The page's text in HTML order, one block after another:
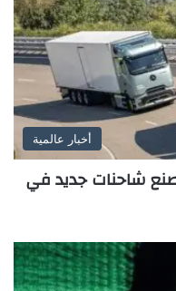
أخبار عالمية
مصنع شاحنات جديد في